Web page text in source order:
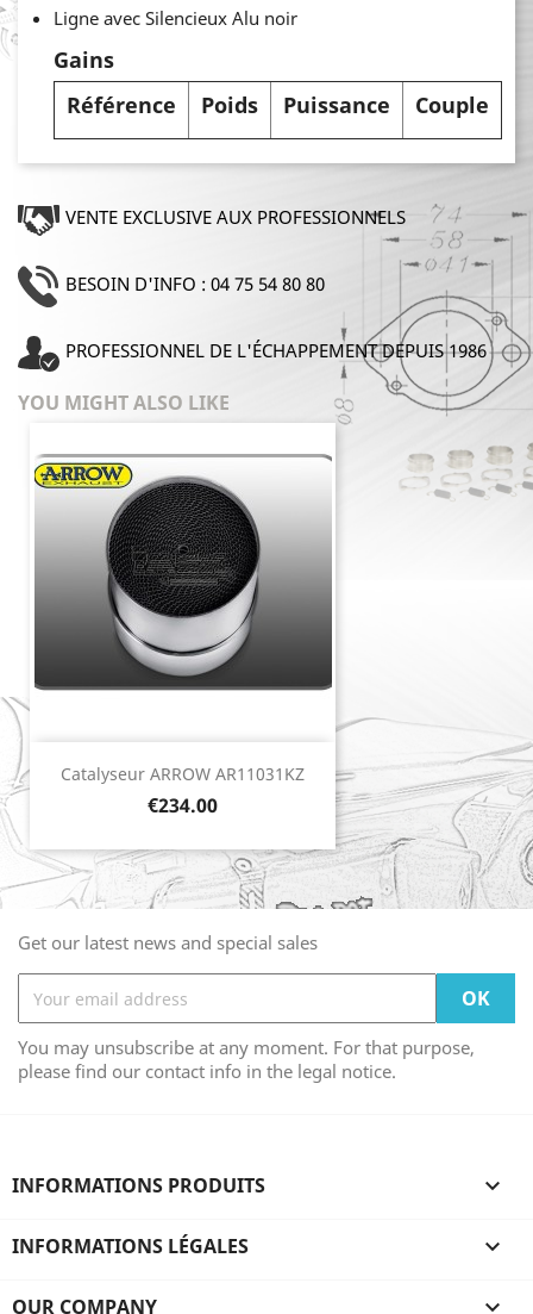
Ligne avec Silencieux Alu noir
Gains
Référence
Poids Puissance Couple
VENTE EXCLUSIVE AUX PROFESSIONNELS
BESOIN D'INFO : 04 75 54 80 80
PROFESSIONNEL DE L'ÉCHAPPEMENT DEPUIS 1986
YOU MIGHT ALSO LIKE
Catalyseur ARROW AR11031KZ
Price
€234.00
Get our latest news and special sales
You may unsubscribe at any moment. For that purpose,
please find our contact info in the legal notice.
INFORMATIONS PRODUITS 
INFORMATIONS LÉGALES 
OUR COMPANY 